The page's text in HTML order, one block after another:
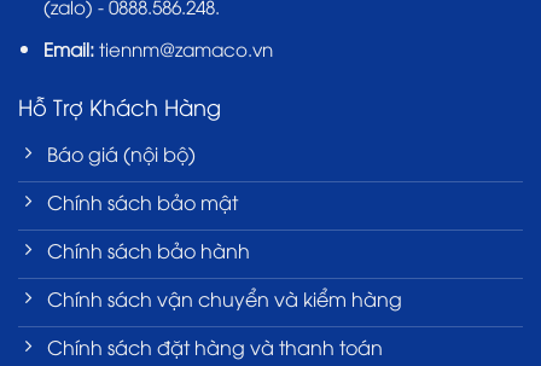
(zalo) - 0888.586.248.
Email:tiennm@zamaco.vn
Hỗ Trợ Khách Hàng
Báo giá (nội bộ)
Chính sách bảo mật
Chính sách bảo hành
Chính sách vận chuyển và kiểm hàng
Chính sách đặt hàng và thanh toán